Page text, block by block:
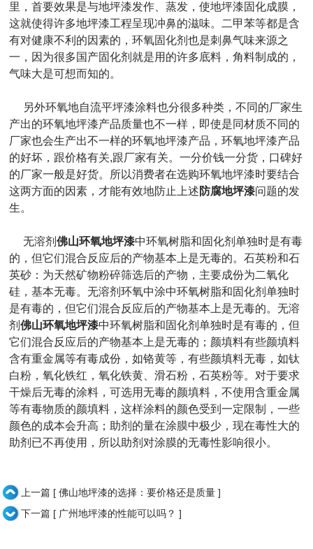
里，首要效果是与地坪漆发作、蒸发，使地坪漆固化成膜，
这就使得许多地坪漆工程呈现冲鼻的滋味。二甲苯等都是含
有对健康不利的因素的，环氧固化剂也是刺鼻气味来源之
一，因为很多国产固化剂就是用的许多底料，角料制成的，
气味大是可想而知的。
另外环氧地自流平坪漆涂料也分很多种类，不同的厂家生
产出的环氧地坪漆产品质量也不一样，即使是同材质不同的
厂家也会生产出不一样的环氧地坪漆产品，环氧地坪漆产品
的好坏，跟价格有关,跟厂家有关。一分价钱一分货，口碑好
的厂家一般是好货。所以消费者在选购环氧地坪漆时要结合
这两方面的因素，才能有效地防止上述 防腐地坪漆问题的发
生。
无溶剂佛山环氧地坪漆中环氧树脂和固化剂单独时是有毒
的，但它们混合反应后的产物基本上是无毒的。石英粉和石
英砂：为天然矿物粉碎筛选后的产物，主要成份为二氧化
硅，基本无毒。无溶剂环氧中涂中环氧树脂和固化剂单独时
是有毒的，但它们混合反应后的产物基本上是无毒的。无溶
剂佛山环氧地坪漆中环氧树脂和固化剂单独时是有毒的，但
它们混合反应后的产物基本上是无毒的；颜填料有些颜填料
含有重金属等有毒成份，如铬黄等，有些颜填料无毒，如钛
白粉，氧化铁红，氧化铁黄、滑石粉，石英粉等。对于要求
干燥后无毒的涂料，可选用无毒的颜填料，不使用含重金属
等有毒物质的颜填料，这样涂料的颜色受到一定限制，一些
颜色的成本会升高；助剂的量在涂膜中极少，现在毒性大的
助剂已不再使用，所以助剂对涂膜的无毒性影响很小。
上一篇 [ 佛山地坪漆的选择：要价格还是质量 ]
下一篇 [ 广州地坪漆的性能可以吗？ ]